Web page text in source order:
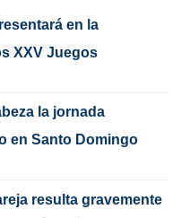
en la
XXV Juegos
la jornada
en Santo Domingo
resulta gravemente